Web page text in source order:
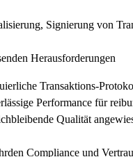
Signierung von
Herausforderungen
Transaktions-
Performance für
Qualität
Compliance und